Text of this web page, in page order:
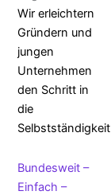
Wir erleichtern
Gründern und
jungen
Unternehmen
den Schritt in
die
Selbstständigkeit
Bundesweit –
Einfach –